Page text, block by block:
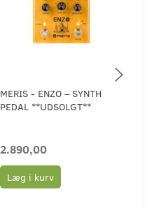
MERIS - ENZO – SYNTH
PEDAL **UDSOLGT**
2.890,00
Læg i kurv